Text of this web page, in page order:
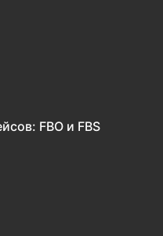
FBO и FBS